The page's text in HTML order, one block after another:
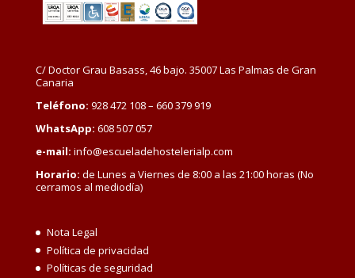
C/ Doctor Grau Basass, 46 bajo. 35007 Las Palmas de Gran
Canaria
Teléfono: 928 472 108 – 660 379 919
WhatsApp: 608 507 057
e-mail: info@escueladehostelerialp.com
Horario: de Lunes a Viernes de 8:00 a las 21:00 horas (No
cerramos al mediodía)
Nota Legal
Política de privacidad
Políticas de seguridad